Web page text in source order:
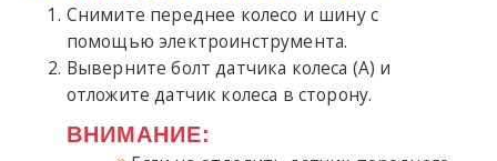
Снимите переднее колесо и шину с
помощью электроинструмента.
Выверните болт датчика колеса (A) и
отложите датчик колеса в сторону.
ВНИМАНИЕ: